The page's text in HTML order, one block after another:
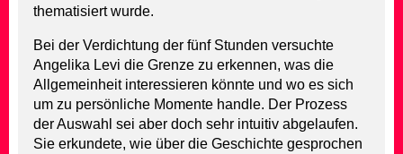
thematisiert wurde.
Bei der Verdichtung der fünf Stunden versuchte
Angelika Levi die Grenze zu erkennen, was die
Allgemeinheit interessieren könnte und wo es sich
um zu persönliche Momente handle. Der Prozess
der Auswahl sei aber doch sehr intuitiv abgelaufen.
Sie erkundete, wie über die Geschichte gesprochen